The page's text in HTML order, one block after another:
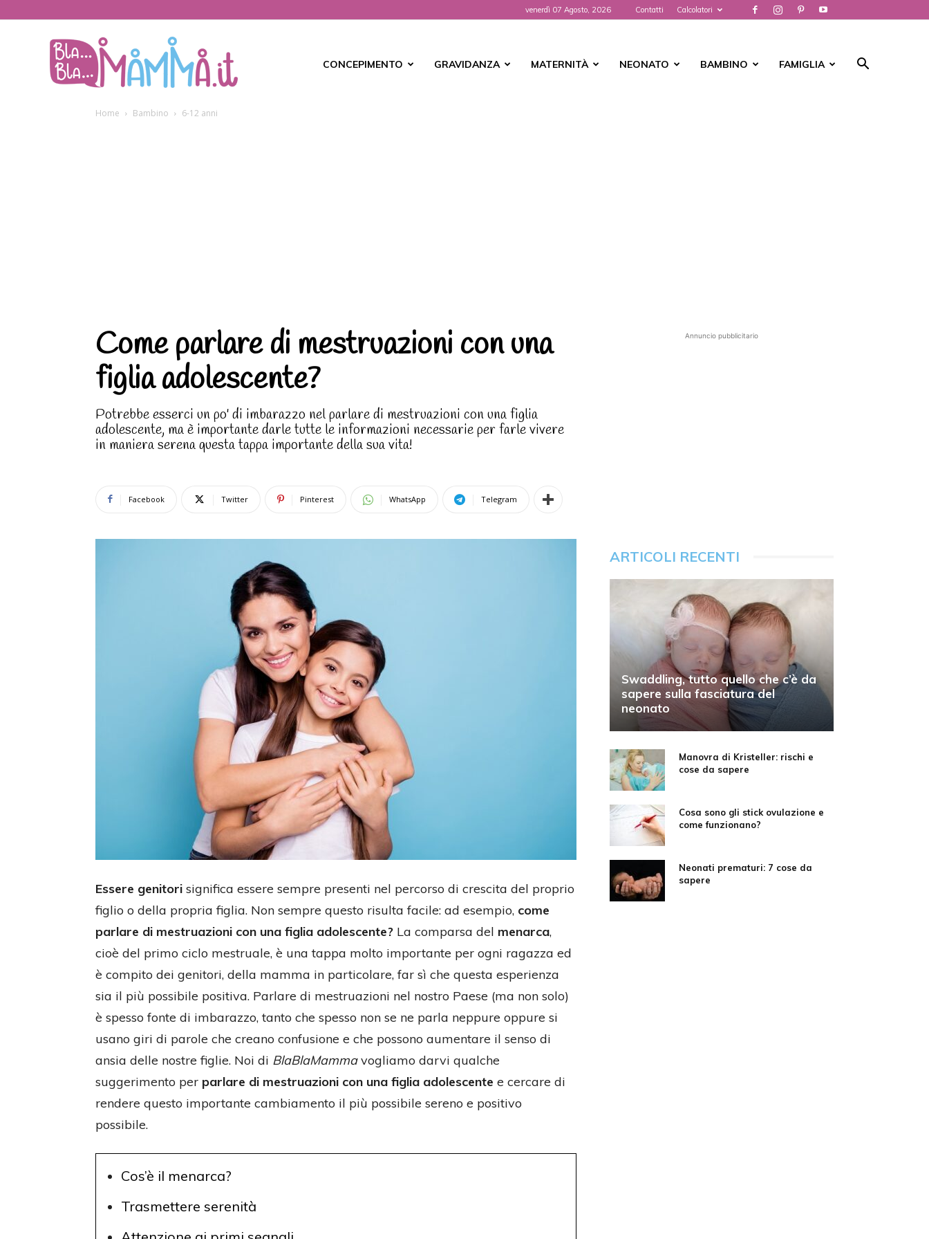
venerdì 07 Agosto, 2026 Contatti Calcolatori
CONCEPIMENTO GRAVIDANZA MATERNITÀ NEONATO BAMBINO FAMIGLIA
Home Bambino 6-12 anni
Come parlare di mestruazioni con una
figlia adolescente?
Potrebbe esserci un po' di imbarazzo nel parlare di mestruazioni con una figlia
adolescente, ma è importante darle tutte le informazioni necessarie per farle vivere
in maniera serena questa tappa importante della sua vita!
Facebook Twitter Pinterest WhatsApp Telegram
Essere genitori significa essere sempre presenti nel percorso di crescita del proprio
figlio o della propria figlia. Non sempre questo risulta facile: ad esempio, come
parlare di mestruazioni con una figlia adolescente? La comparsa del menarca,
cioè del primo ciclo mestruale, è una tappa molto importante per ogni ragazza ed
è compito dei genitori, della mamma in particolare, far sì che questa esperienza
sia il più possibile positiva. Parlare di mestruazioni nel nostro Paese (ma non solo)
è spesso fonte di imbarazzo, tanto che spesso non se ne parla neppure oppure si
usano giri di parole che creano confusione e che possono aumentare il senso di
ansia delle nostre figlie. Noi di BlaBlaMammavogliamo darvi qualche
suggerimento per parlare di mestruazioni con una figlia adolescente e cercare di
rendere questo importante cambiamento il più possibile sereno e positivo
possibile.
Cos’è il menarca?
Trasmettere serenità
Annuncio pubblicitario
ARTICOLI RECENTI
Swaddling, tutto quello che c’è da
sapere sulla fasciatura del
neonato
Manovra di Kristeller: rischi e
cose da sapere
Cosa sono gli stick ovulazione e
come funzionano?
Neonati prematuri: 7 cose da
sapere